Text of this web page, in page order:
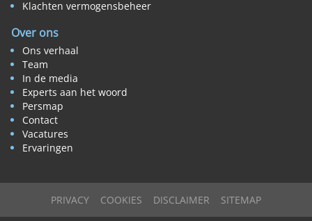
Klachten vermogensbeheer
Over ons
Ons verhaal
Team
In de media
Experts aan het woord
Persmap
Contact
Vacatures
Ervaringen
PRIVACY COOKIES DISCLAIMER SITEMAP